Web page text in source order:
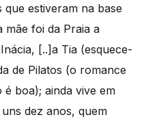
estiveram na base
mãe foi da Praia a
[..]a Tia (esquece-
de Pilatos (o romance
boa); ainda vive em
dez anos, quem